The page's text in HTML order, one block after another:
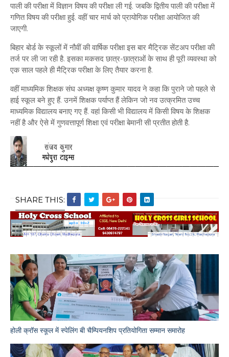
पाली की परीक्षा में विज्ञान विषय की परीक्षा ली गई. जबकि द्वितीय पाली की परीक्षा में
गणित विषय की परीक्षा हुई. वहीं चार मार्च को प्रायोगिक परीक्षा आयोजित की
जाएगी.
बिहार बोर्ड के स्‍कूलों में नौवीं की वार्षिक परीक्षा इस बार मैट्रिक सेंटअप परीक्षा की
तर्ज पर ली जा रही है. इसका मकसद छात्र-छात्राओं के साथ ही पूरी व्‍यवस्‍था को
एक साल पहले ही मैट्रिक परीक्षा के लिए तैयार करना है.
वहीं माध्यमिक शिक्षक संघ अध्यक्ष कृष्ण कुमार यादव ने कहा कि पुराने जो पहले से
हाई स्कूल बने हुए हैं. उनमें शिक्षक पर्याप्त हैं लेकिन जो नव उत्क्रमित उच्च
माध्यमिक विद्यालय बनाए गए हैं. वहां किसी भी विद्यालय में किसी विषय के शिक्षक
नहीं है और ऐसे में गुणवत्तापूर्ण शिक्षा एवं परीक्षा बेमानी सी प्रतीत होती है.
SHARE THIS:
होली क्रॉस स्कूल में स्पेलिंग बी चैम्पियनशिप प्रतियोगिता सम्मान समारोह